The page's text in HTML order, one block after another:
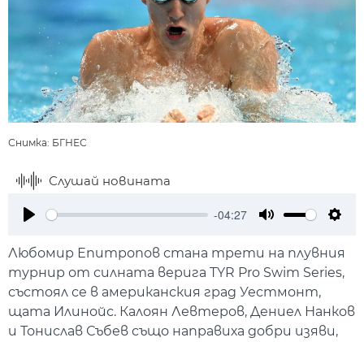
Снимка: БГНЕС
Слушай новината
-04:27
Любомир Епитропов стана трети на плувния
турнир от силната верига TYR Pro Swim Series,
състоял се в американския град Уестмонт,
щата Илинойс. Калоян Левтеров, Дениел Нанков
и Тонислав Събев също направиха добри изяви,